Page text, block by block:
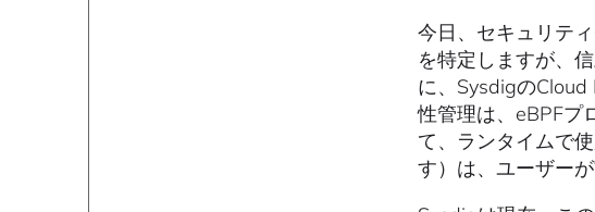
今日、セキュリテ
を特定しますが、
に、Sysdigの
性管理は、eBPFプ
て、ランタイムで
す）は、ユーザー